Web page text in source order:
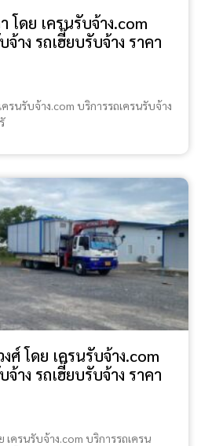
โดย เครนรับจ้าง.com
จ้าง รถเฮี๊ยบรับจ้าง ราคา
ครนรับจ้าง.com บริการรถเครนรับจ้าง
ศ์ โดย เครนรับจ้าง.com
จ้าง รถเฮี๊ยบรับจ้าง ราคา
เครนรับจ้าง.com บริการรถเครน